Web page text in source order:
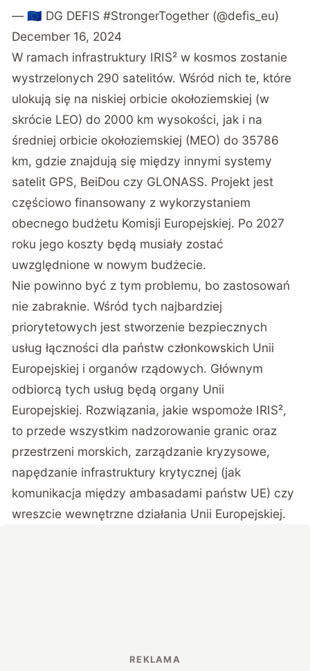
— 🇪🇺 DG DEFIS #StrongerTogether (@defis_eu)
December 16, 2024
W ramach infrastruktury IRIS² w kosmos zostanie
wystrzelonych 290 satelitów. Wśród nich te, które
ulokują się na niskiej orbicie okołoziemskiej (w
skrócie LEO) do 2000 km wysokości, jak i na
średniej orbicie okołoziemskiej (MEO) do 35786
km, gdzie znajdują się między innymi systemy
satelit GPS, BeiDou czy GLONASS. Projekt jest
częściowo finansowany z wykorzystaniem
obecnego budżetu Komisji Europejskiej. Po 2027
roku jego koszty będą musiały zostać
uwzględnione w nowym budżecie.
Nie powinno być z tym problemu, bo zastosowań
nie zabraknie. Wśród tych najbardziej
priorytetowych jest stworzenie bezpiecznych
usług łączności dla państw członkowskich Unii
Europejskiej i organów rządowych. Głównym
odbiorcą tych usług będą organy Unii
Europejskiej. Rozwiązania, jakie wspomoże IRIS²,
to przede wszystkim nadzorowanie granic oraz
przestrzeni morskich, zarządzanie kryzysowe,
napędzanie infrastruktury krytycznej (jak
komunikacja między ambasadami państw UE) czy
wreszcie wewnętrzne działania Unii Europejskiej.